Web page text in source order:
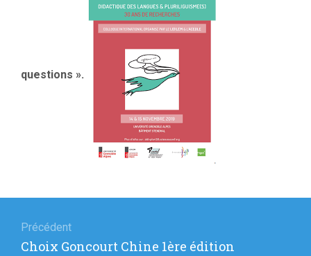
questions ».
dePrécédent
Article
Choix Goncourt Chine 1ère édition